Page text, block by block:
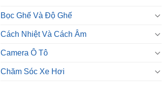
Bọc Ghế Và Độ Ghế
Cách Nhiệt Và Cách Âm
Camera Ô Tô
Chăm Sóc Xe Hơi